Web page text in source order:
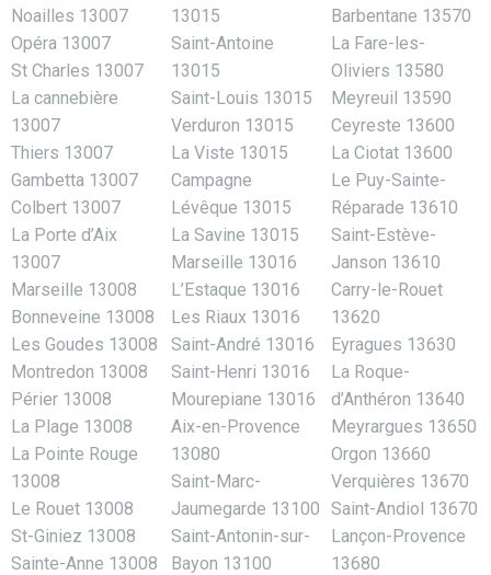
Noailles 13007
Opéra 13007
St Charles 13007
La cannebière
13007
Thiers 13007
Gambetta 13007
Colbert 13007
La Porte d’Aix
13007
Marseille 13008
Bonneveine 13008
Les Goudes 13008
Montredon 13008
Périer 13008
La Plage 13008
La Pointe Rouge
13008
Le Rouet 13008
St-Giniez 13008
Sainte-Anne 13008
13015
Saint-Antoine
13015
Saint-Louis 13015
Verduron 13015
La Viste 13015
Campagne
Lévêque 13015
La Savine 13015
Marseille 13016
L’Estaque 13016
Les Riaux 13016
Saint-André 13016
Saint-Henri 13016
Mourepiane 13016
Aix-en-Provence
13080
Saint-Marc-
Jaumegarde 13100
Saint-Antonin-sur-
Bayon 13100
Barbentane 13570
La Fare-les-
Oliviers 13580
Meyreuil 13590
Ceyreste 13600
La Ciotat 13600
Le Puy-Sainte-
Réparade 13610
Saint-Estève-
Janson 13610
Carry-le-Rouet
13620
Eyragues 13630
La Roque-
d’Anthéron 13640
Meyrargues 13650
Orgon 13660
Verquières 13670
Saint-Andiol 13670
Lançon-Provence
13680